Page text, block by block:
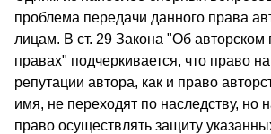
проблема передачи данного права
лицам. В ст. 29 Закона "Об
правах" подчеркивается, что право
репутации автора, как и право
имя, не переходят по наследству, но
право осуществлять защиту